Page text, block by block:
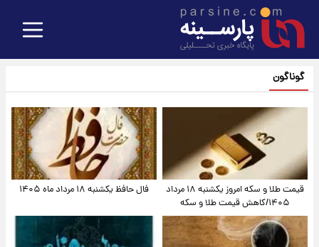
گوناگون
قیمت طلا و سکه امروز یکشنبه ۱۸ مرداد
۱۴۰۵/کاهش قیمت طلا و سکه
فال حافظ یکشنبه ۱۸ مرداد ماه ۱۴۰۵